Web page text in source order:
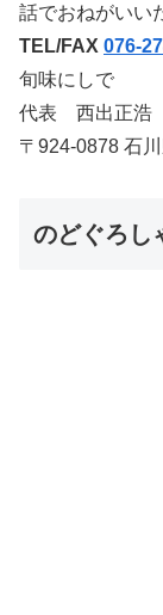
話でおねがいい
TEL/FAX 076-
旬味にしで
代表 西出正浩
〒924-0878 石
のどぐろし